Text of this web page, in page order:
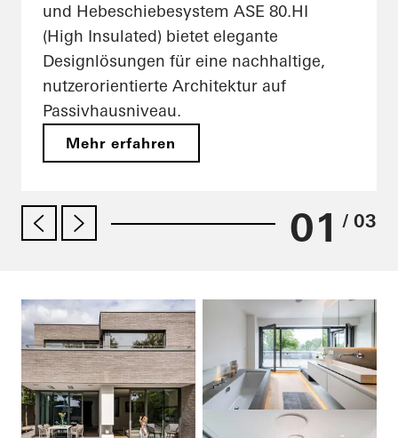
und Hebeschiebesystem ASE 80.HI
(High Insulated) bietet elegante
Designlösungen für eine nachhaltige,
nutzerorientierte Architektur auf
Passivhausniveau.
Mehr erfahren
01 / 03